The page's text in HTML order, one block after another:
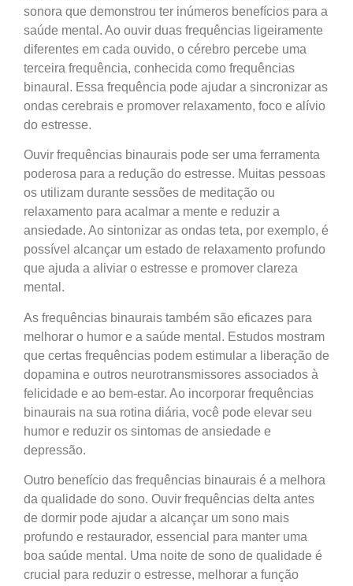
sonora que demonstrou ter inúmeros benefícios para a
saúde mental. Ao ouvir duas frequências ligeiramente
diferentes em cada ouvido, o cérebro percebe uma
terceira frequência, conhecida como frequências
binaural. Essa frequência pode ajudar a sincronizar as
ondas cerebrais e promover relaxamento, foco e alívio
do estresse.
Ouvir frequências binaurais pode ser uma ferramenta
poderosa para a redução do estresse. Muitas pessoas
os utilizam durante sessões de meditação ou
relaxamento para acalmar a mente e reduzir a
ansiedade. Ao sintonizar as ondas teta, por exemplo, é
possível alcançar um estado de relaxamento profundo
que ajuda a aliviar o estresse e promover clareza
mental.
As frequências binaurais também são eficazes para
melhorar o humor e a saúde mental. Estudos mostram
que certas frequências podem estimular a liberação de
dopamina e outros neurotransmissores associados à
felicidade e ao bem-estar. Ao incorporar frequências
binaurais na sua rotina diária, você pode elevar seu
humor e reduzir os sintomas de ansiedade e
depressão.
Outro benefício das frequências binaurais é a melhora
da qualidade do sono. Ouvir frequências delta antes
de dormir pode ajudar a alcançar um sono mais
profundo e restaurador, essencial para manter uma
boa saúde mental. Uma noite de sono de qualidade é
crucial para reduzir o estresse, melhorar a função